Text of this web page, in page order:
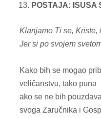
POSTAJA: ISUSA
Klanjamo Ti se, Kriste,
Jer si po svojem
Kako bih se mogao
veličanstvu, tako puna
ako se ne bih
svoga Zaručnika i